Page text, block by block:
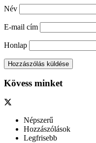
Név
E-mail cím
Honlap
Kövess minket
Népszerű
Hozzászólások
Legfrisebb